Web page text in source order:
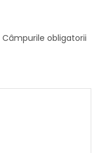
Câmpurile obligatorii